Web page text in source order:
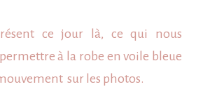
ce jour là, ce qui nous
à la robe en voile bleue
sur les photos.